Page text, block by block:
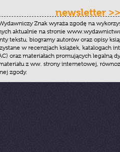
newsletter >>
Znak wyraża zgodę na
aktualnie na stronie
tekstu, biogramy autorów oraz opisy
w recenzjach książek, katalogach
oraz materiałach promujących legalną
z ww. strony internetowej,
zgody.